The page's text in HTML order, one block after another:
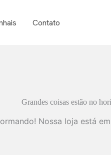
Contato
Grandes coisas estão no
Nossa loja está